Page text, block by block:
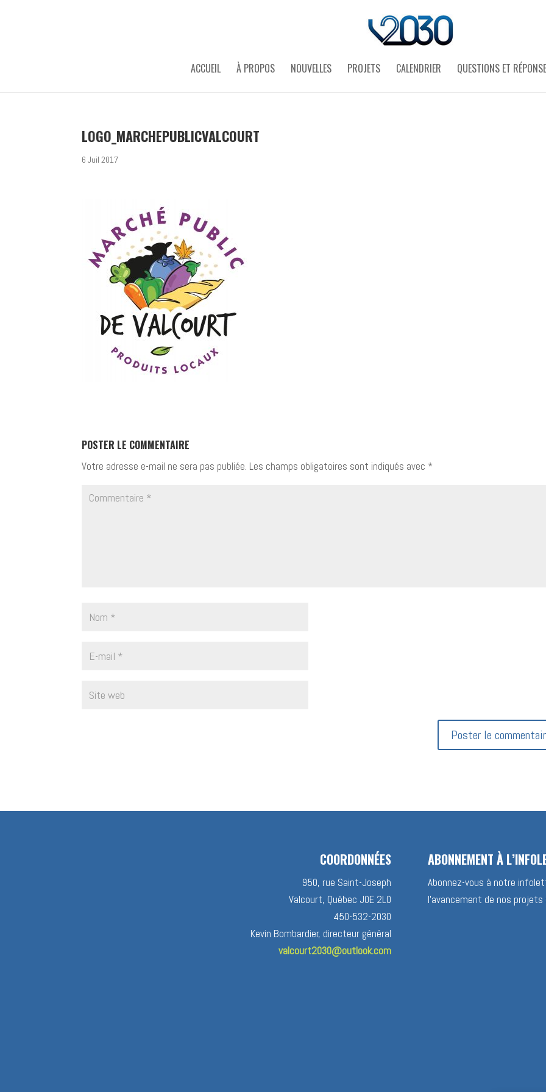
ACCUEIL À PROPOS NOUVELLES PROJETS CALENDRIER QUESTIONS ET
LOGO_MARCHEPUBLICVALCOURT
6 Juil 2017
POSTER LE COMMENTAIRE
Votre adresse e-mail ne sera pas publiée. Les champs obligatoires sont indiqués avec *
COORDONNÉES
950, rue Saint-Joseph
Valcourt, Québec J0E 2L0
450-532-2030
Kevin Bombardier, directeur général
valcourt2030@outlook.com
ABONNEMENT À
Abonnez-vous à notre
l’avancement de nos